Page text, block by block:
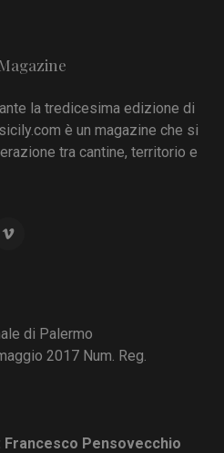
la tredicesima edizione di
è un magazine che si
tra cantine, territorio e
di Palermo
2017 Num. Reg.
Pensovecchio